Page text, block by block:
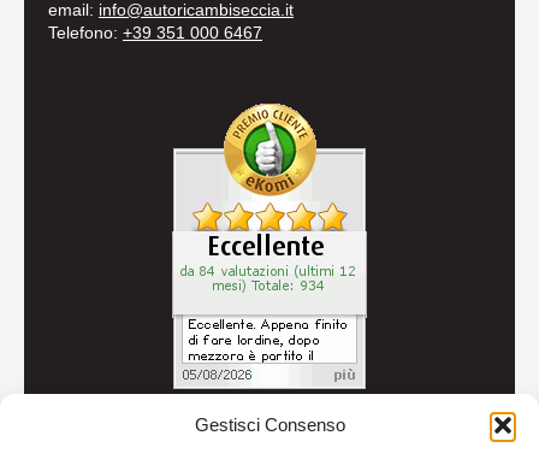
Gestisci Consenso
email: info@autoricambiseccia.it
Telefono: +39 351 000 6467